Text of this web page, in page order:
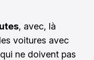
, avec, là
voitures avec
ne doivent pas